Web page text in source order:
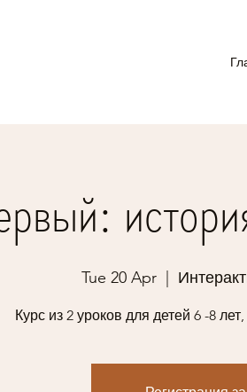
Tue 20 Apr
  |
Курс из 2 уроков для детей 6 -8